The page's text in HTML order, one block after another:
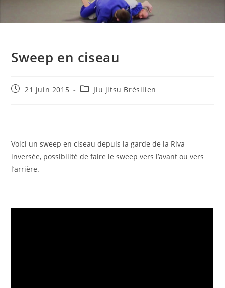
Sweep en ciseau
Publication
21 juin 2015
PostJiu jitsu Brésilien
Voici un sweep en ciseau depuis la garde de la Riva
inversée, possibilité de faire le sweep vers l’avant ou vers
l’arrière.